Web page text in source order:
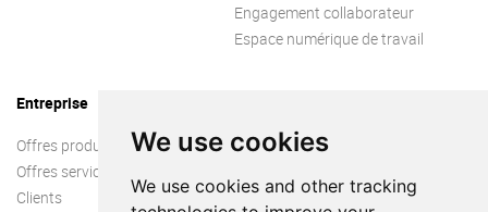
We use cookies
We use cookies and other tracking
Engagement collaborateur
Espace numérique de travail
Entreprise
Offres produit
Offres services
Clients